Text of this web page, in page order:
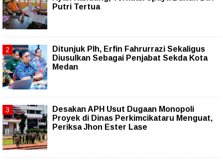
Putri Tertua
Ditunjuk Plh, Erfin Fahrurrazi Sekaligus
Diusulkan Sebagai Penjabat Sekda Kota
Medan
Desakan APH Usut Dugaan Monopoli
Proyek di Dinas Perkimcikataru Menguat,
Periksa Jhon Ester Lase